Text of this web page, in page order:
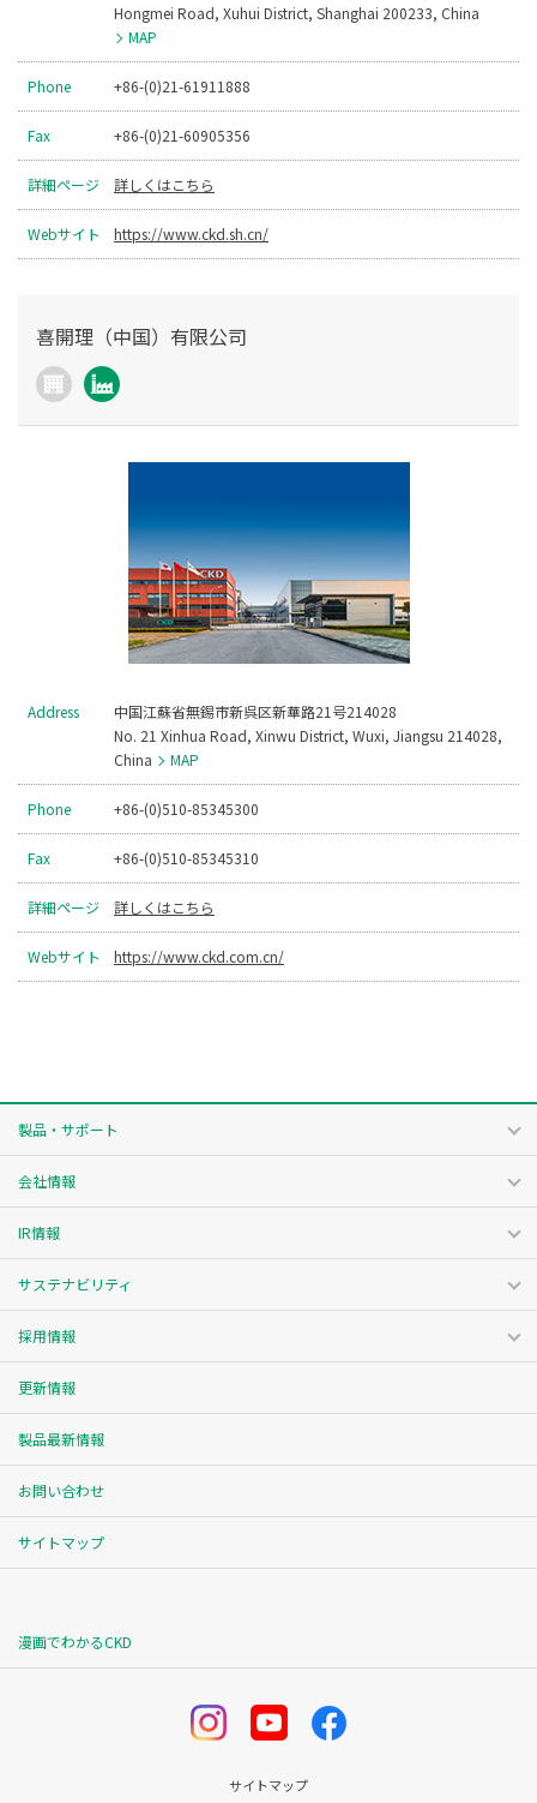
Hongmei Road, Xuhui District, Shanghai 200233, China
MAP
Phone +86-(0)21-61911888
Fax +86-(0)21-60905356
詳細ページ 詳しくはこちら
Webサイト https://www.ckd.sh.cn/
喜開理（中国）有限公司
Address
中国江蘇省無錫市新呉区新華路21号214028
No. 21 Xinhua Road, Xinwu District, Wuxi, Jiangsu 214028,
China
MAP
Phone +86-(0)510-85345300
Fax +86-(0)510-85345310
詳細ページ 詳しくはこちら
Webサイト https://www.ckd.com.cn/
製品・サポート
会社情報
IR情報
サステナビリティ
採用情報
更新情報
製品最新情報
お問い合わせ
サイトマップ
漫画でわかるCKD
サイトマップ